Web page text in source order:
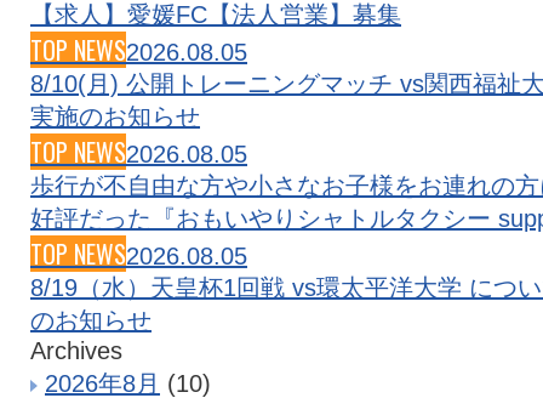
特設ページ
【求人】愛媛FC【法人営業】募集
TOP NEWS2026.08.05
8/10(月) 公開トレーニングマッチ vs関西福祉
実施のお知らせ
TOP NEWS2026.08.05
歩行が不自由な方や小さなお子様をお連れの
好評だった『おもいやりシャトルタクシー
TOP NEWS2026.08.05
8/19（水）天皇杯1回戦 vs環太平洋大学 につ
のお知らせ
Archives
2026年8月 (10)